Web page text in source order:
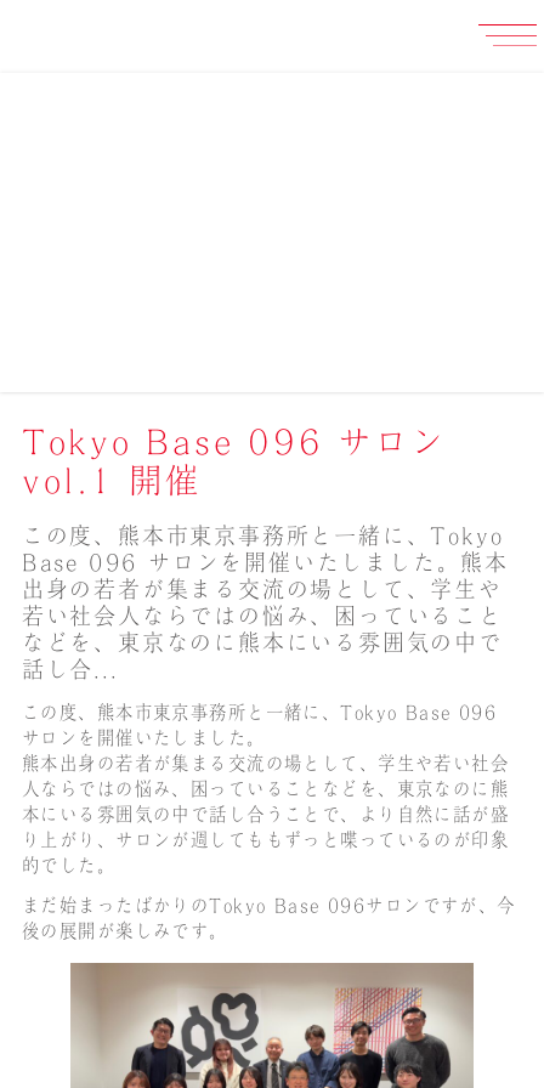
Tokyo Base 096 サロン
vol.1 開催
この度、熊本市東京事務所と一緒に、Tokyo
Base 096 サロンを開催いたしました。熊本
出身の若者が集まる交流の場として、学生や
若い社会人ならではの悩み、困っていること
などを、東京なのに熊本にいる雰囲気の中で
話し合...
この度、熊本市東京事務所と一緒に、Tokyo Base 096
サロンを開催いたしました。
熊本出身の若者が集まる交流の場として、学生や若い社会
人ならではの悩み、困っていることなどを、東京なのに熊
本にいる雰囲気の中で話し合うことで、より自然に話が盛
り上がり、サロンが週してももずっと喋っているのが印象
的でした。
まだ始まったばかりのTokyo Base 096サロンですが、今
後の展開が楽しみです。